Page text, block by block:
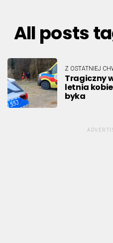
All posts
Z OSTATNIEJ
Tragiczny
letnia
byka